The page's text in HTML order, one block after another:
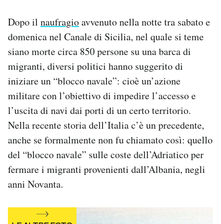
CALENDARIO
AREA PERSONALE
Area Personale
Regala il Post
Hai bisogno di aiuto?
Esci
Dopo il naufragioavvenuto nella notte tra sabato e
domenica nel Canale di Sicilia, nel quale si teme
siano morte circa 850 persone su una barca di
migranti, diversi politici hanno suggerito di
iniziare un “blocco navale”: cioè un’azione
militare con l’obiettivo di impedire l’accesso e
l’uscita di navi dai porti di un certo territorio.
Nella recente storia dell’Italia c’è un precedente,
anche se formalmente non fu chiamato così: quello
del “blocco navale” sulle coste dell’Adriatico per
fermare i migranti provenienti dall’Albania, negli
anni Novanta.